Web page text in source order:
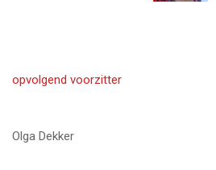
opvolgend voorzitter
Olga Dekker